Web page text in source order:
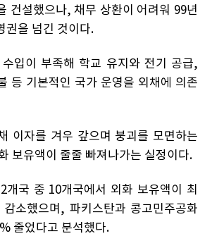
건설했으나, 채무 상환이 어려워 99년
권을 넘긴 것이다.
입이 부족해 학교 유지와 전기 공급,
등 기본적인 국가 운영을 외채에 의존
이자를 겨우 갚으며 붕괴를 모면하는
보유액이 줄줄 빠져나가는 실정이다.
개국 중 10개국에서 외화 보유액이 최
소했으며, 파키스탄과 콩고민주공화
줄었다고 분석했다.